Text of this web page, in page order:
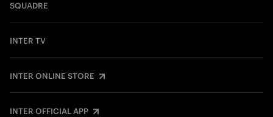
SQUADRE
INTER TV
INTER ONLINE STORE
INTER OFFICIAL APP